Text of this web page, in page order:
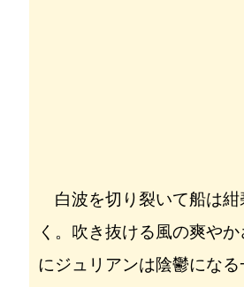
白波を切り裂いて船は紺
く。吹き抜ける風の爽や
にジュリアンは陰鬱にな